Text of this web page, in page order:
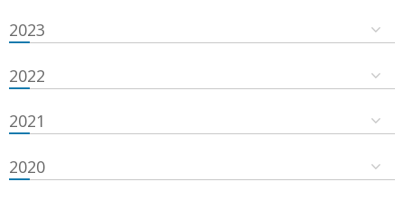
2023
2022
2021
2020